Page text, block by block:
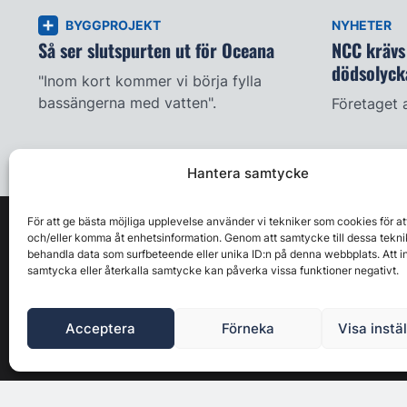
Hantera samtycke
För att ge bästa möjliga upplevelse använder vi tekniker som cookies för
och/eller komma åt enhetsinformation. Genom att samtycke till dessa
behandla data som surfbeteende eller unika ID:n på denna webbplats. Att
samtycka eller återkalla samtycke kan påverka vissa funktioner negativt.
Acceptera Förneka Visa
BYGGPROJEKT
Så ser slutspurten ut för Oceana
"Inom kort kommer vi börja fylla
bassängerna med vatten".
NYHETER
NCC
Företaget